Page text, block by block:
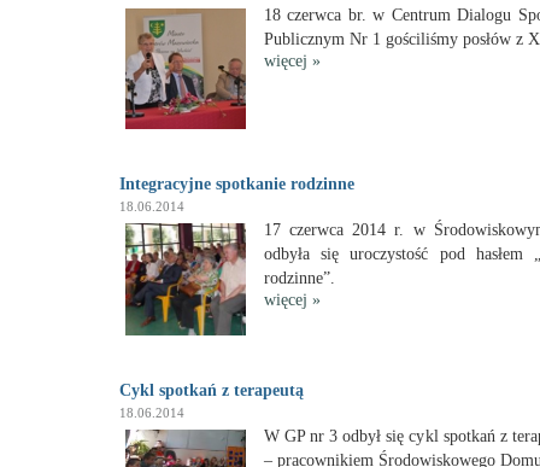
18 czerwca br. w Centrum Dialogu
Publicznym Nr 1 gościliśmy posłów z
więcej »
Integracyjne spotkanie rodzinne
18.06.2014
17 czerwca 2014 r. w
odbyła się uroczystość pod hasłem
rodzinne”.
więcej »
Cykl spotkań z terapeutą
18.06.2014
W GP nr 3 odbył się cykl spotkań z
– pracownikiem Środowiskowego